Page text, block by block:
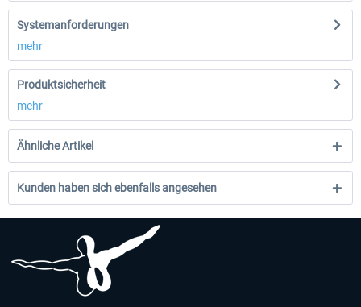
Systemanforderungen
mehr
Produktsicherheit
mehr
Ähnliche Artikel
Kunden haben sich ebenfalls angesehen